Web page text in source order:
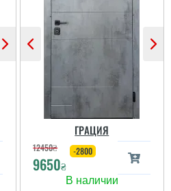
Ірина
Двері дуже
сподобались, дякую за
все від заміру до
установки.
ГРАЦИЯ
12450₴
9650₴
-2800